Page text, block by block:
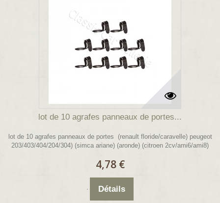
lot de 10 agrafes panneaux de portes...
lot de 10 agrafes panneaux de portes (renault floride/caravelle) peugeot
203/403/404/204/304) (simca ariane) (aronde) (citroen 2cv/ami6/ami8)
4,78 €
Détails